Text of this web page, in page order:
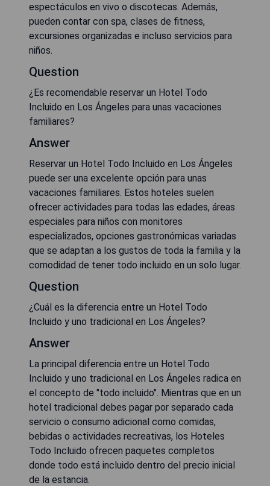
espectáculos en vivo o discotecas. Además,
pueden contar con spa, clases de fitness,
excursiones organizadas e incluso servicios para
niños.
Question
¿Es recomendable reservar un Hotel Todo
Incluido en Los Ángeles para unas vacaciones
familiares?
Answer
Reservar un Hotel Todo Incluido en Los Ángeles
puede ser una excelente opción para unas
vacaciones familiares. Estos hoteles suelen
ofrecer actividades para todas las edades, áreas
especiales para niños con monitores
especializados, opciones gastronómicas variadas
que se adaptan a los gustos de toda la familia y la
comodidad de tener todo incluido en un solo lugar.
Question
¿Cuál es la diferencia entre un Hotel Todo
Incluido y uno tradicional en Los Ángeles?
Answer
La principal diferencia entre un Hotel Todo
Incluido y uno tradicional en Los Ángeles radica en
el concepto de "todo incluido". Mientras que en un
hotel tradicional debes pagar por separado cada
servicio o consumo adicional como comidas,
bebidas o actividades recreativas, los Hoteles
Todo Incluido ofrecen paquetes completos
donde todo está incluido dentro del precio inicial
de la estancia.